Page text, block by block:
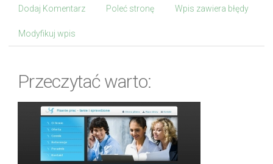
Dodaj Komentarz Poleć stronę Wpis zawiera błędy
Modyfikuj wpis
Przeczytać warto: